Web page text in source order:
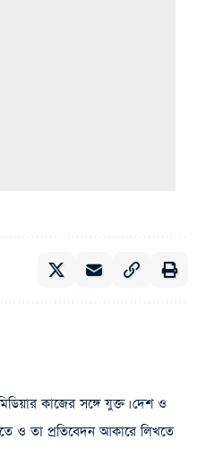
কাজের সঙ্গে যুক্ত। দেশ ও
ও তা প্রতিবেদন আকারে লিখতে